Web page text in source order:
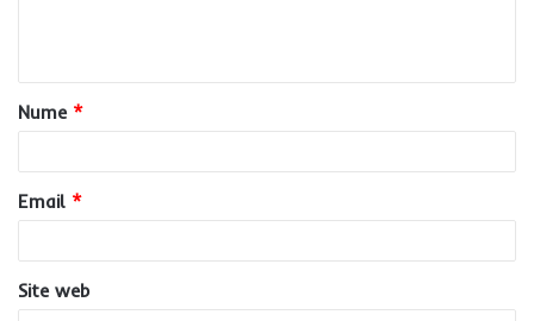
a
r
*
Nume *
Email *
Site web